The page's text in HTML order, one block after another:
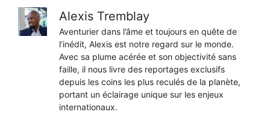
Alexis Tremblay
Aventurier dans l’âme et toujours en quête de
l’inédit, Alexis est notre regard sur le monde.
Avec sa plume acérée et son objectivité sans
faille, il nous livre des reportages exclusifs
depuis les coins les plus reculés de la planète,
portant un éclairage unique sur les enjeux
internationaux.